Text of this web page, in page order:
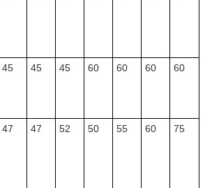
45 45 45 60 60 60 60
47 47 52 50 55 60 75